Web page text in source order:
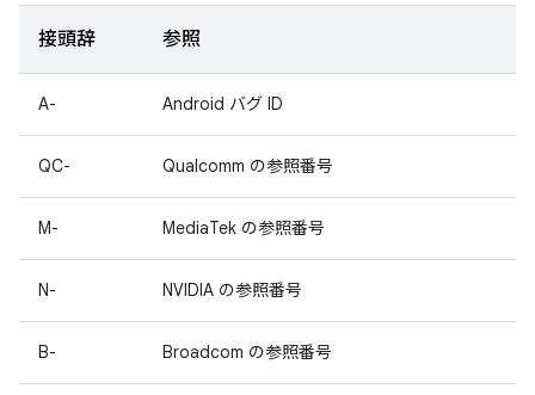
接頭辞 参照
A- Android バグ ID
QC- Qualcomm の参照番号
M- MediaTek の参照番号
N- NVIDIA の参照番号
B- Broadcom の参照番号